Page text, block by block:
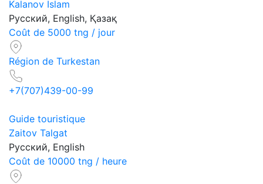
Kalanov Islam
Русский, English, Қазақ
Coût de 5000 tng / jour
Région de Turkestan
+7(707)439-00-99
Guide touristique
Zaitov Talgat
Русский, English
Coût de 10000 tng / heure